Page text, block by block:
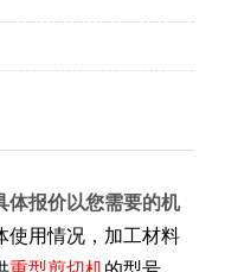
体报价以您需要的机
使用情况，加工材料